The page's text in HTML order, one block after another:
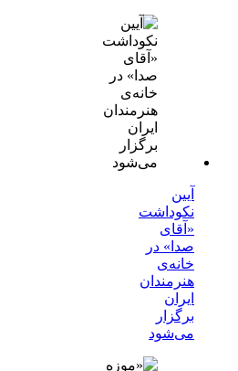
آیین
نکوداشت
«آقای
صدا» در
خانه‌ی
هنرمندان
ایران
برگزار
می‌شود